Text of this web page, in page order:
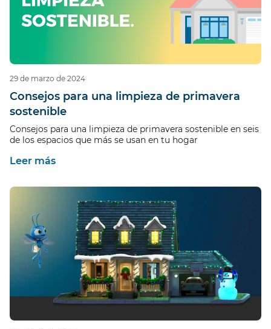
29 de marzo de 2024
Consejos para una limpieza de primavera
sostenible
Consejos para una limpieza de primavera sostenible en seis
de los espacios que más se usan en tu hogar
Leer más